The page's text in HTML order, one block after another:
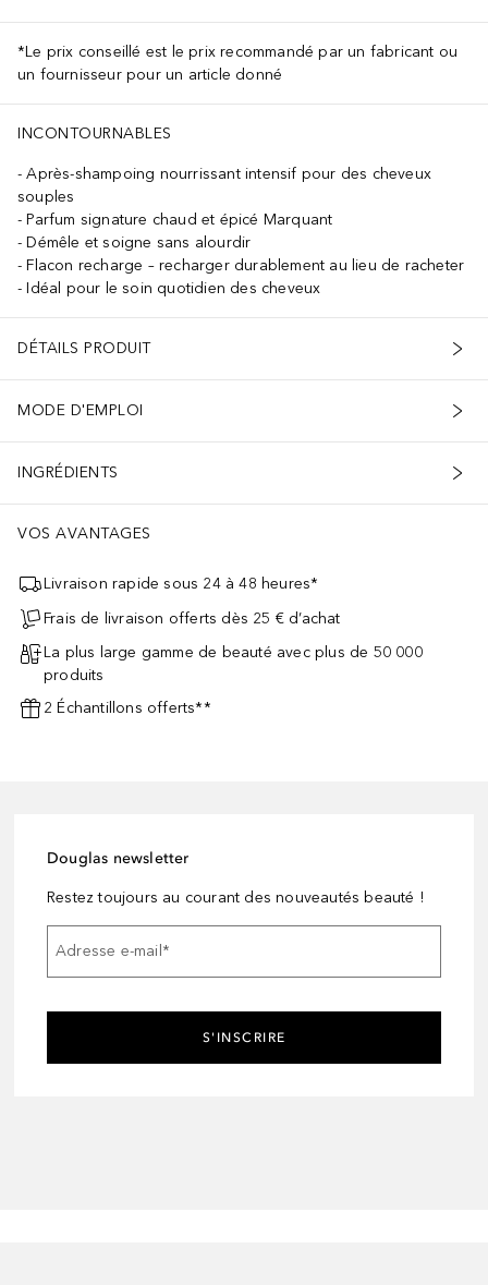
*Le prix conseillé est le prix recommandé par un fabricant ou
un fournisseur pour un article donné
INCONTOURNABLES
Après-shampoing nourrissant intensif pour des cheveux
souples
Parfum signature chaud et épicé Marquant
Démêle et soigne sans alourdir
Flacon recharge – recharger durablement au lieu de racheter
Idéal pour le soin quotidien des cheveux
DÉTAILS PRODUIT
MODE D'EMPLOI
INGRÉDIENTS
VOS AVANTAGES
Livraison rapide sous 24 à 48 heures*
Frais de livraison offerts dès 25 € d’achat
La plus large gamme de beauté avec plus de 50 000
produits
2 Échantillons offerts**
Douglas newsletter
Restez toujours au courant des nouveautés beauté !
Adresse e-mail*
S'INSCRIRE